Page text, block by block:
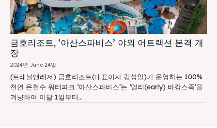
금호리조트, ‘아산스파비스’ 야외 어트랙션 본격 개
장
2024년 June 24일
(트래블앤레저) 금호리조트(대표이사 김성일)가 운영하는 100%
천연 온천수 워터파크 ‘아산스파비스’는 ‘얼리(early) 바캉스족’을
겨냥하여 이달 1일부터...